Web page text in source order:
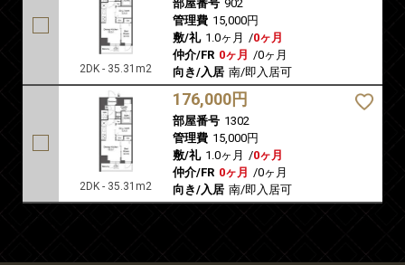
2DK - 35.31m2
部屋番号 902
管理費 15,000円
敷/礼 1.0ヶ月 /0ヶ月
仲介/FR 0ヶ月 /0ヶ月
向き/入居 南/即入居可
2DK - 35.31m2
176,000円
部屋番号 1302
管理費 15,000円
敷/礼 1.0ヶ月 /0ヶ月
仲介/FR 0ヶ月 /0ヶ月
向き/入居 南/即入居可